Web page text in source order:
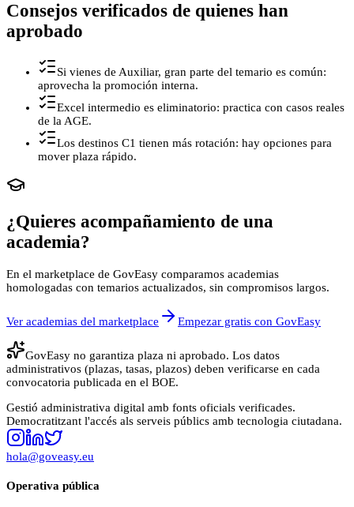
Consejos verificados de quienes han
aprobado
Si vienes de Auxiliar, gran parte del temario es común:
aprovecha la promoción interna.
Excel intermedio es eliminatorio: practica con casos reales
de la AGE.
Los destinos C1 tienen más rotación: hay opciones para
mover plaza rápido.
¿Quieres acompañamiento de una
academia?
En el marketplace de GovEasy comparamos academias
homologadas con temarios actualizados, sin compromisos largos.
Ver academias del marketplace Empezar gratis con GovEasy
GovEasy no garantiza plaza ni aprobado. Los datos
administrativos (plazas, tasas, plazos) deben verificarse en cada
convocatoria publicada en el BOE.
Gestió administrativa digital amb fonts oficials verificades.
Democratitzant l'accés als serveis públics amb tecnologia ciutadana.
hola@goveasy.eu
Operativa pública